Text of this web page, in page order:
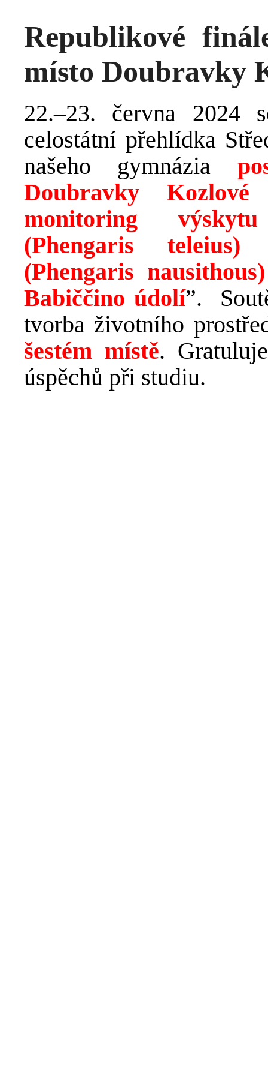
Republikové
místo Doubravky
22.–23. června 2024
celostátní přehlídka
našeho gymnázia
Doubravky Kozlové
monitoring
(Phengaris
(Phengaris
Babiččino údolí”.
tvorba životního
šestém místě.
úspěchů při studiu.